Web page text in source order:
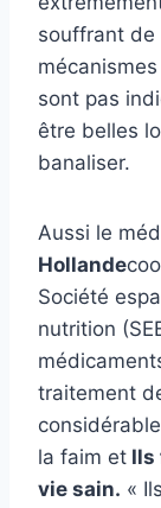
souffrant de
sont pas
être belles
banaliser.
Aussi le
Hollande
Société
nutrition
traitement
la faim et Ils
vie sain. «